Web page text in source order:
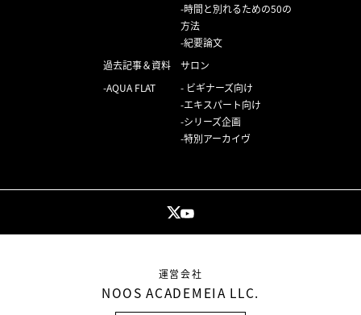
時間と別れるための50の
方法
紀要論文
過去記事＆資料
AQUA FLAT
サロン
ビギナーズ向け
エキスパート向け
シリーズ企画
特別アーカイヴ
運営会社
NOOS ACADEMEIA LLC.